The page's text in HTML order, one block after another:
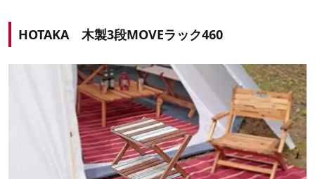
HOTAKA 木製3段MOVEラック460